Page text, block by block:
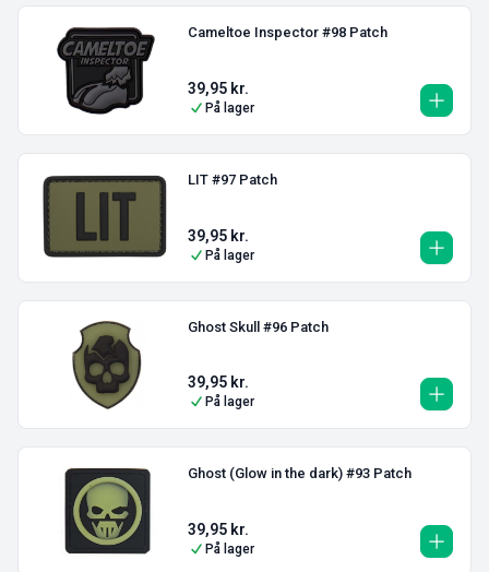
Cameltoe Inspector #98 Patch
39,95 kr.
På lager
LIT #97 Patch
39,95 kr.
På lager
Ghost Skull #96 Patch
39,95 kr.
På lager
Ghost (Glow in the dark) #93 Patch
39,95 kr.
På lager